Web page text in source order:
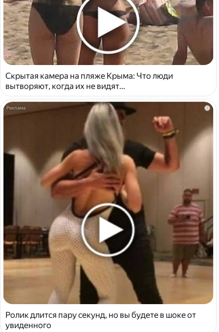
Скрытая камера на пляже Крыма: Что люди
вытворяют, когда их не видят...
i
Ролик длится пару секунд, но вы будете в шоке от
увиденного